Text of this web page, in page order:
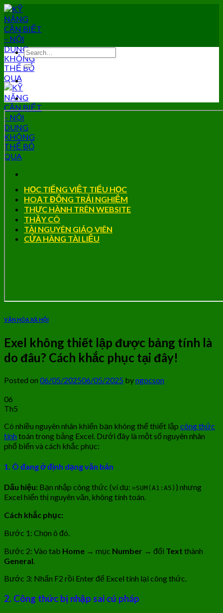
Skip
to
content
HỌC TIẾNG VIỆT TIỂU HỌC
HOẠT ĐỘNG TRẢI NGHIỆM
THỰC HÀNH TRÊN WEBSITE
THẦY CÔ
TÀI NGUYÊN GIÁO VIÊN
CỬA HÀNG TÀI LIỆU
VĂN HÓA XÃ HỘI
Exel không thiết lập được bảng tính là
do đâu? Cách khắc phục tại đây!
Posted on 06/05/202506/05/2025 byngocson
06
Th5
Có nhiều nguyên nhân khiến bạn không thể thiết lập công thức
tínhtoán trong bảng Excel. Dưới đây là một số nguyên nhân
phổ biến và cách khắc phục:
1. Ô đang ở định dạng văn bản
Dấu hiệu: Bạn nhập công thức (ví dụ: =SUM(A1:A5) ) nhưng
Excel hiển thị nguyên văn, không tính toán.
Cách khắc phục:
Bước 1: Chọn ô đó.
Bước 2: Vào tab Home → mục Number → đổi Text thành
General.
Bước 3: Nhấn F2 rồi Enter để Excel tính lại công thức.
2. Công thức bị nhập sai cú pháp